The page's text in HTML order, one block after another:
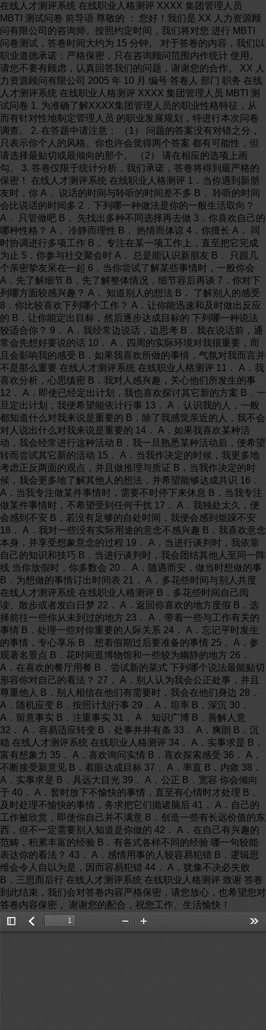
在线人才测评系统 在线职业人格测评 XXXX 集团管理人员
MBTI 测试问卷 前导语 尊敬的 ： 您好！我们是 XX 人力资源顾
问有限公司的咨询师。按照约定时间，我们将对您 进行 MBTI
问卷测试，答卷时间大约为 15 分钟。 对于答卷的内容，我们以
职业道德承诺：严格保密，只在咨询顾问范围内作统计 使用。
请您不要有顾虑，认真回答我们的问题，谢谢您的合作。 XX 人
力资源顾问有限公司 2005 年 10 月 编号 答卷人 部门 职务 在线
人才测评系统 在线职业人格测评 XXXX 集团管理人员 MBTI 测
试问卷 1. 为准确了解XXXX集团管理人员的职业性格特征，从
而有针对性地制定管理人员 的职业发展规划，特进行本次问卷
调查。 2. 在答题中请注意： （1） 问题的答案没有对错之分，
只表示你个人的风格。你也许会觉得两个答案 都有可能性，但
请选择最贴切或最倾向的那个。 （2） 请在相应的选项上画
勾。 3. 答卷仅限于统计分析，我们承诺，答卷将得到最严格的
保密！ 在线人才测评系统 在线职业人格测评 1．当你遇到新朋
友时，你 A． 说话的时间与聆听的时间差不多 B． 聆听的时间
会比说话的时间多 2．下列哪一种做法是你的一般生活取向？
A． 只管做吧 B． 先找出多种不同选择再去做 3．你喜欢自己的
哪种性格？ A． 冷静而理性 B． 热情而体谅 4．你擅长 A． 同
时协调进行多项工作 B． 专注在某一项工作上，直至把它完成
为止 5．你参与社交聚会时 A． 总是能认识新朋友 B． 只跟几
个亲密挚友呆在一起 6．当你尝试了解某些事情时，一般你会
A．先了解细节 B．先了解整体情况，细节容后再谈 7．你对下
列哪方面较感兴趣？ A． 知道别人的想法 B． 了解别人的感受
8．你比较喜欢下列哪个工作？ A．让你能迅速和及时做出反应
的 B．让你能定出目标，然后逐步达成目标的 下列哪一种说法
较适合你？ 9． A．我经常边说话，边思考 B．我在说话前，通
常会先想好要说的话 10． A．四周的实际环境对我很重要，而
且会影响我的感受 B．如果我喜欢所做的事情，气氛对我而言并
不是那么重要 在线人才测评系统 在线职业人格测评 11． A．我
喜欢分析，心思缜密 B．我对人感兴趣，关心他们所发生的事
12． A．即使已经定出计划，我也喜欢探讨其它新的方案 B．一
旦定出计划，我便希望能依计行事 13． A．认识我的人，一般
都知道什么对我来说是重要的 B．除了我感觉亲近的人，我不会
对人说出什么对我来说是重要的 14． A．如果我喜欢某种活
动，我会经常进行这种活动 B．我一旦熟悉某种活动后，便希望
转而尝试其它新的活动 15． A．当我作决定的时候，我更多地
考虑正反两面的观点，并且做推理与质证 B．当我作决定的时
候，我会更多地了解其他人的想法，并希望能够达成共识 16．
A．当我专注做某件事情时，需要不时停下来休息 B．当我专注
做某件事情时，不希望受到任何干扰 17． A．我独处太久，便
会感到不安 B．若没有足够的自处时间，我便会感到烦躁不安
18． A．我对一些没有实际用途的意念不感兴趣 B．我喜欢意念
本身，并享受想象意念的过程 19． A．当进行谈判时，我依靠
自己的知识和技巧 B．当进行谈判时，我会团结其他人至同一阵
线 当你放假时，你多数会 20． A．随遇而安，做当时想做的事
B．为想做的事情订出时间表 21． A．多花些时间与别人共度
在线人才测评系统 在线职业人格测评 B．多花些时间自己阅
读、散步或者发白日梦 22． A．返回你喜欢的地方度假 B．选
择前往一些你从未到过的地方 23． A．带着一些与工作有关的
事情 B．处理一些对你重要的人际关系 24． A．忘记平时发生
的事情，专心享乐 B．想着假期过后要准备的事情 25． A．参
观著名景点 B．花时间逛博物馆和一些较为幽静的地方 26．
A．在喜欢的餐厅用餐 B．尝试新的菜式 下列哪个说法最能贴切
形容你对自己的看法？ 27． A．别人认为我会公正处事，并且
尊重他人 B．别人相信在他们有需要时，我会在他们身边 28．
A．随机应变 B．按照计划行事 29． A．坦率 B．深沉 30．
A．留意事实 B．注重事实 31． A．知识广博 B．善解人意
32． A．容易适应转变 B．处事井井有条 33． A．爽朗 B．沉
稳 在线人才测评系统 在线职业人格测评 34． A．实事求是 B．
富有想象力 35． A．喜欢询问实情 B．喜欢探索感受 36． A．
不断接受新意见 B．着眼达成目标 37． A．率直 B．内敛 38．
A．实事求是 B．具远大目光 39． A．公正 B．宽容 你会倾向
于 40． A．暂时放下不愉快的事情，直至有心情时才处理 B．
及时处理不愉快的事情，务求把它们抛诸脑后 41． A．自己的
工作被欣赏，即使你自己并不满意 B．创造一些有长远价值的东
西，但不一定需要别人知道是你做的 42． A．在自己有兴趣的
范畴，积累丰富的经验 B．有各式各样不同的经验 哪一句较能
表达你的看法？ 43． A．感情用事的人较容易犯错 B．逻辑思
维会令人自以为是，因而容易犯错 44． A．犹豫不决必失败
B．三思而后行 在线人才测评系统 在线职业人格测评 致谢 答卷
到此结束，我们会对答卷内容严格保密，请您放心，也希望您对
答卷内容保密， 谢谢您的配合，祝您工作、生活愉快！
Toggle返
Zoom